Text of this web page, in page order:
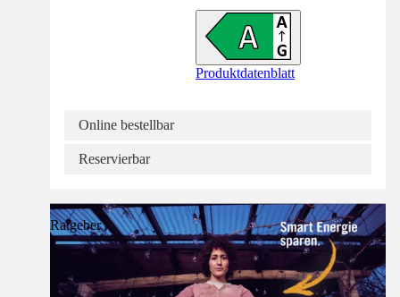
Produktdatenblatt
Online bestellbar
Reservierbar
Ratgeber